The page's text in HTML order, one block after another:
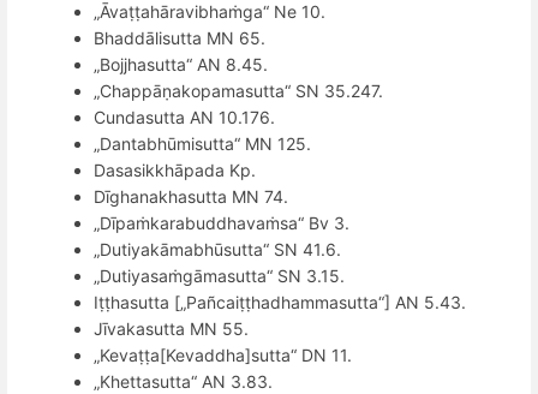
„Āvaṭṭahāravibhaṁga“ Ne 10.
Bhaddālisutta MN 65.
„Bojjhasutta“ AN 8.45.
„Chappāṇakopamasutta“ SN 35.247.
Cundasutta AN 10.176.
„Dantabhūmisutta“ MN 125.
Dasasikkhāpada Kp.
Dīghanakhasutta MN 74.
„Dīpaṁkarabuddhavaṁsa“ Bv 3.
„Dutiyakāmabhūsutta“ SN 41.6.
„Dutiyasaṁgāmasutta“ SN 3.15.
Iṭṭhasutta [„Pañcaiṭṭhadhammasutta“] AN 5.43.
Jīvakasutta MN 55.
„Kevaṭṭa[Kevaddha]sutta“ DN 11.
„Khettasutta“ AN 3.83.